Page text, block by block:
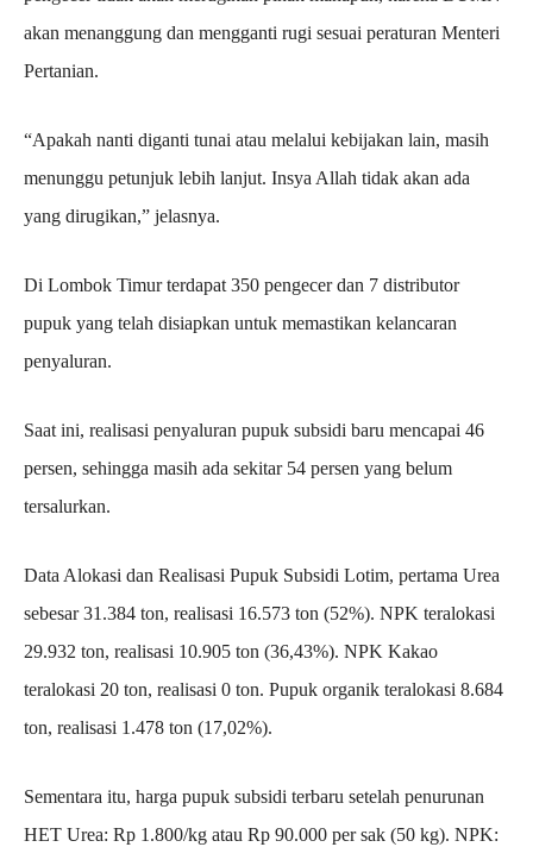
akan menanggung dan mengganti rugi sesuai peraturan Menteri
Pertanian.
“Apakah nanti diganti tunai atau melalui kebijakan lain, masih
menunggu petunjuk lebih lanjut. Insya Allah tidak akan ada
yang dirugikan,” jelasnya.
Di Lombok Timur terdapat 350 pengecer dan 7 distributor
pupuk yang telah disiapkan untuk memastikan kelancaran
penyaluran.
Saat ini, realisasi penyaluran pupuk subsidi baru mencapai 46
persen, sehingga masih ada sekitar 54 persen yang belum
tersalurkan.
Data Alokasi dan Realisasi Pupuk Subsidi Lotim, pertama Urea
sebesar 31.384 ton, realisasi 16.573 ton (52%). NPK teralokasi
29.932 ton, realisasi 10.905 ton (36,43%). NPK Kakao
teralokasi 20 ton, realisasi 0 ton. Pupuk organik teralokasi 8.684
ton, realisasi 1.478 ton (17,02%).
Sementara itu, harga pupuk subsidi terbaru setelah penurunan
HET Urea: Rp 1.800/kg atau Rp 90.000 per sak (50 kg). NPK: